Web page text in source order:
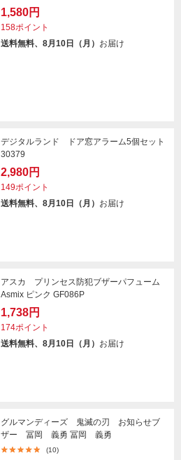
1,580円
158ポイント
送料無料、8月10日（月） お届け
デジタルランド ドア窓アラーム5個セット
30379
2,980円
149ポイント
送料無料、8月10日（月） お届け
アスカ プリンセス防犯ブザーパフューム
Asmix ピンク GF086P
1,738円
174ポイント
送料無料、8月10日（月） お届け
グルマンディーズ 鬼滅の刃 お知らせブ
ザー 冨岡 義勇 冨岡 義勇
(10)